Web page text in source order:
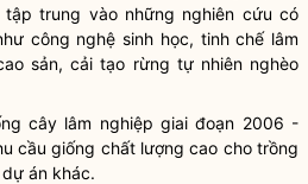
trung vào những nghiên cứu có
công nghệ sinh học, tinh chế lâm
sản, cải tạo rừng tự nhiên nghèo
cây lâm nghiệp giai đoạn 2006 -
cầu giống chất lượng cao cho trồng
án khác.